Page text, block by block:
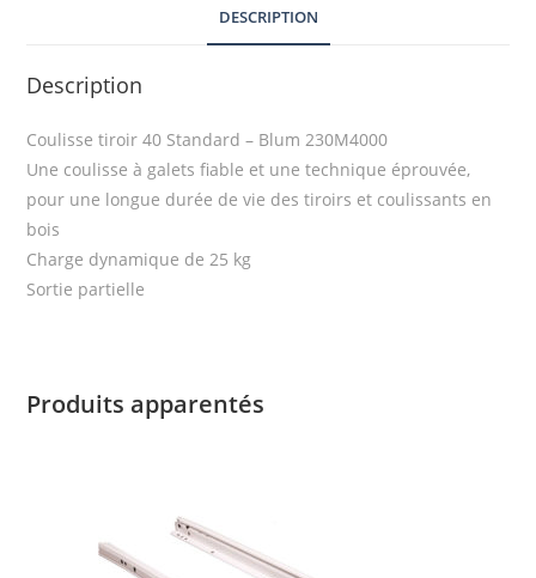
DESCRIPTION
Description
Coulisse tiroir 40 Standard – Blum 230M4000
Une coulisse à galets fiable et une technique éprouvée,
pour une longue durée de vie des tiroirs et coulissants en
bois
Charge dynamique de 25 kg
Sortie partielle
Produits apparentés